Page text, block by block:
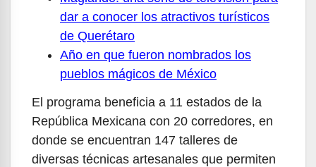
dar a conocer los atractivos turísticos
de Querétaro
Año en que fueron nombrados los
pueblos mágicos de México
El programa beneficia a 11 estados de la
República Mexicana con 20 corredores, en
donde se encuentran 147 talleres de
diversas técnicas artesanales que permiten